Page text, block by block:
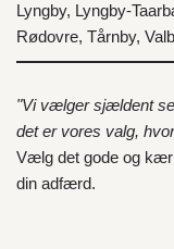
Lyngby, Lyngby-
Rødovre, Tårnby,
"Vi vælger sjældent
det er vores valg,
Vælg det gode og
din adfærd.